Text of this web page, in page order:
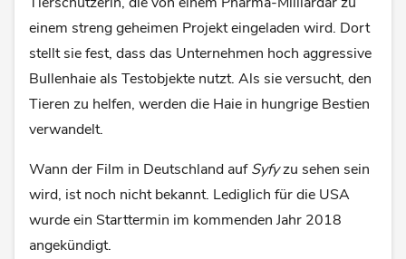
einem streng geheimen Projekt eingeladen wird. Dort
stellt sie fest, dass das Unternehmen hoch aggressive
Bullenhaie als Testobjekte nutzt. Als sie versucht, den
Tieren zu helfen, werden die Haie in hungrige Bestien
verwandelt.
Wann der Film in Deutschland aufSyfyzu sehen sein
wird, ist noch nicht bekannt. Lediglich für die USA
wurde ein Starttermin im kommenden Jahr 2018
angekündigt.